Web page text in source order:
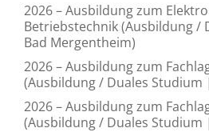
2026 – Ausbildung zum
Betriebstechnik (Ausbildung /
Bad Mergentheim)
2026 – Ausbildung zum
(Ausbildung / Duales
2026 – Ausbildung zum
(Ausbildung / Duales